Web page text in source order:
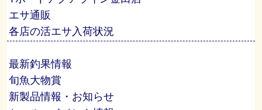
エサ通販
各店の活エサ入荷状況
最新釣果情報
旬魚大物賞
新製品情報・お知らせ